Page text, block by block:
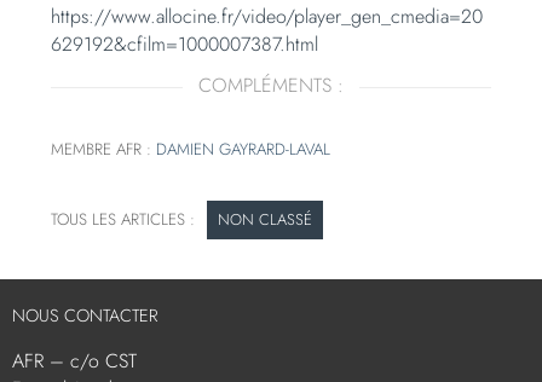
https://www.allocine.fr/video/player_gen_cmedia=20
629192&cfilm=1000007387.html
COMPLÉMENTS :
MEMBRE AFR : DAMIEN GAYRARD-LAVAL
NON CLASSÉ
NOUS CONTACTER
AFR – c/o CST